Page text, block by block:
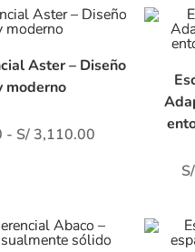
Aster – Diseño
moderno
- S/3,110.00
S/